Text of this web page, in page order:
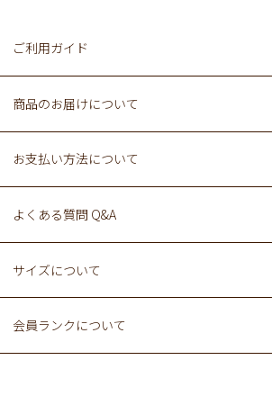
ご利用ガイド
商品のお届けについて
お支払い方法について
よくある質問 Q&A
サイズについて
会員ランクについて